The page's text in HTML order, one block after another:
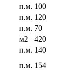
п.м. 100
п.м. 120
п.м. 70
м2
420
п.м. 140
п.м. 154